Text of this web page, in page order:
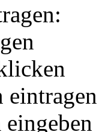
eintragen